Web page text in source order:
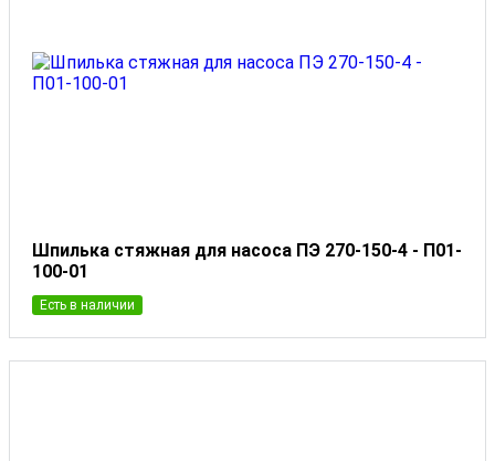
Шпилька стяжная для насоса ПЭ 270-150-4 - П01-
100-01
Есть в наличии